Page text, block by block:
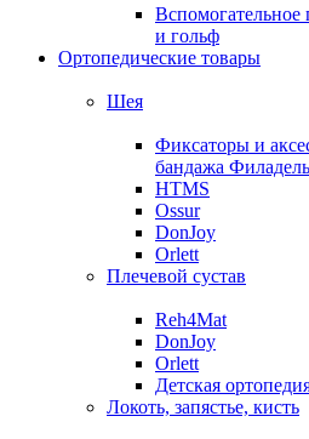
Вспомогательное
и гольф
Ортопедические товары
Шея
Фиксаторы и
бандажа
HTMS
Ossur
DonJoy
Orlett
Плечевой сустав
Reh4Mat
DonJoy
Orlett
Детская
Локоть, запястье, кисть